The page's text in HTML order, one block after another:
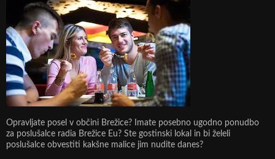
Opravljate posel v občini Brežice? Imate posebno ugodno ponudbo
za poslušalce radia Brežice Eu? Ste gostinski lokal in bi želeli
poslušalce obvestiti kakšne malice jim nudite danes?